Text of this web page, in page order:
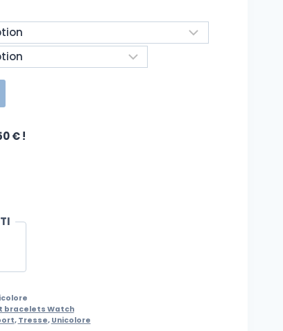
€ !
bracelets Watch
, Tresse, Unicolore